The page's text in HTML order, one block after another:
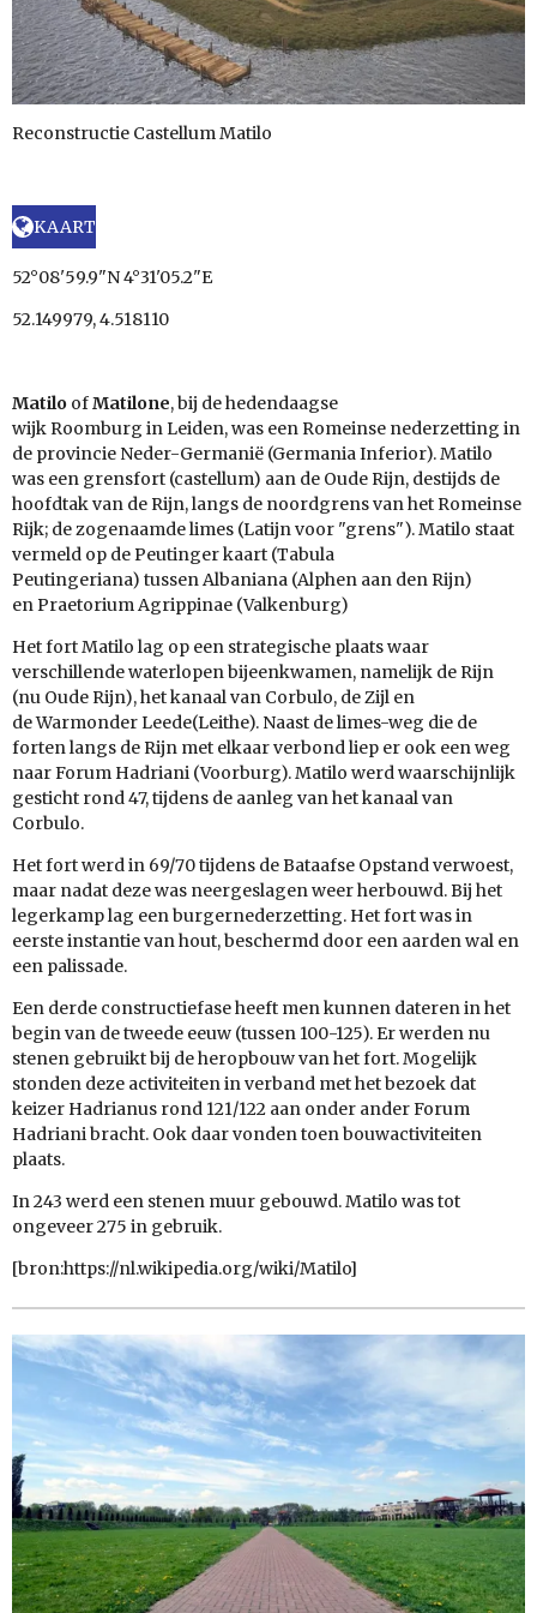
Reconstructie Castellum Matilo
KAART
52°08'59.9"N 4°31'05.2"E
52.149979, 4.518110
Matilo ofMatilone, bij de hedendaagse
wijk Roomburg inLeiden, was een Romeinse nederzetting in
de provincie Neder-Germanië (Germania Inferior). Matilo
was een grensfort (castellum) aan de Oude Rijn, destijds de
hoofdtak van de Rijn, langs de noordgrens van het Romeinse
Rijk; de zogenaamdelimes (Latijnvoor "grens"). Matilo staat
vermeld op de Peutinger kaart (Tabula
Peutingeriana) tussenAlbaniana (Alphen aan den Rijn)
enPraetorium Agrippinae (Valkenburg)
Het fort Matilo lag op een strategische plaats waar
verschillende waterlopen bijeenkwamen, namelijk de Rijn
(nu Oude Rijn), het kanaal van Corbulo, de Zijl en
de Warmonder Leede(Leithe). Naast de limes-weg die de
forten langs de Rijn met elkaar verbond liep er ook een weg
naar Forum Hadriani (Voorburg). Matilo werd waarschijnlijk
gesticht rond 47, tijdens de aanleg van het kanaal van
Corbulo.
Het fort werd in 69/70 tijdens de Bataafse Opstand verwoest,
maar nadat deze was neergeslagen weer herbouwd. Bij het
legerkamp lag een burgernederzetting. Het fort was in
eerste instantie van hout, beschermd door een aarden wal en
een palissade.
Een derde constructiefase heeft men kunnen dateren in het
begin van de tweede eeuw (tussen 100-125). Er werden nu
stenen gebruikt bij de heropbouw van het fort. Mogelijk
stonden deze activiteiten in verband met het bezoek dat
keizer Hadrianus rond 121/122 aan onder ander Forum
Hadriani bracht. Ook daar vonden toen bouwactiviteiten
plaats.
In 243 werd een stenen muur gebouwd. Matilo was tot
ongeveer 275 in gebruik.
[bron:https://nl.wikipedia.org/wiki/Matilo]